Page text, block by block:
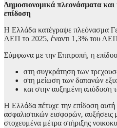
Δημοσιονομικά πλεονάσματα και
επίδοση
Η Ελλάδα κατέγραψε πλεόνασμα
ΑΕΠ το 2025, έναντι 1,3% του
Σύμφωνα με την Επιτροπή, η
στη συγκράτηση των
στη μείωση των δαπανών
και στην αυξημένη απόδοση
Η Ελλάδα πέτυχε την επίδοση
ασφαλιστικών εισφορών, αυξήσεις
στοχευμένα μέτρα στήριξης